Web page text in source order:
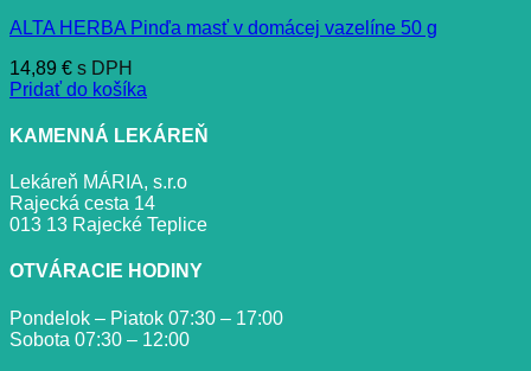
ALTA HERBA Pinďa masť v domácej vazelíne 50 g
14,89 € s DPH
Pridať do košíka
KAMENNÁ LEKÁREŇ
Lekáreň MÁRIA, s.r.o
Rajecká cesta 14
013 13 Rajecké Teplice
OTVÁRACIE HODINY
Pondelok – Piatok 07:30 – 17:00
Sobota 07:30 – 12:00